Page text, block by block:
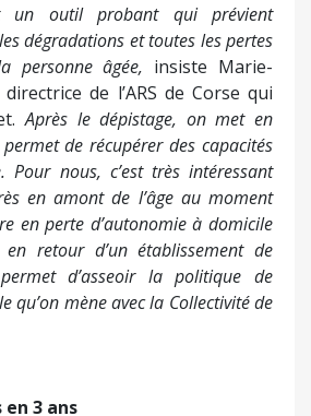
un outil probant qui prévient
dégradations et toutes les pertes
personne âgée, insiste Marie-
de l’ARS de Corse qui
Après le dépistage, on met en
de récupérer des capacités
Pour nous, c’est très intéressant
en amont de l’âge au moment
en perte d’autonomie à domicile
retour d’un établissement de
d’asseoir la politique de
qu’on mène avec la Collectivité de
3 ans